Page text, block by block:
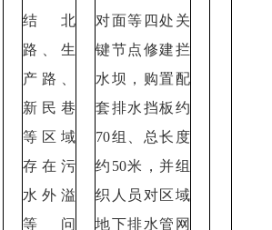
结北
路、生
产路、
新民巷
等区域
存在污
水外溢
等问
对面等四处关
键节点修建拦
水坝，购置配
套排水挡板约
70组、总长度
约50米，并组
织人员对区域
地下排水管网